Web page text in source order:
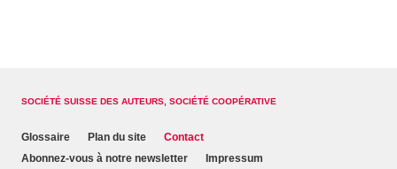
SOCIÉTÉ SUISSE DES AUTEURS, SOCIÉTÉ COOPÉRATIVE
Glossaire Plan du site
Contact
Abonnez-vous à notre newsletter
Impressum